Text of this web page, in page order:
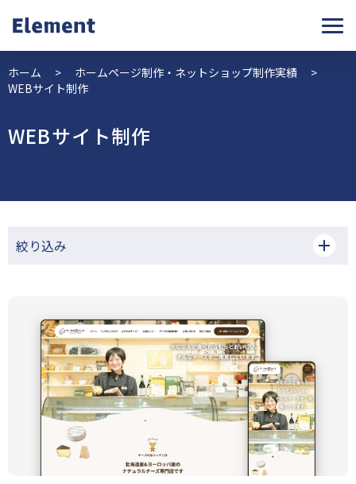
ホーム > ホームページ制作・ネットショップ制作実績 >
WEBサイト制作
WEBサイト制作
絞り込み